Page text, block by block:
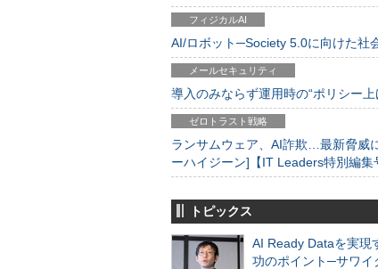
フィジカルAI
AI/ロボット─Society 5.0に向けた社
メールセキュリティ
導入のみならず運用時の“ポリシー
ゼロトラスト戦略
ランサムウェア、AI詐欺…最新脅威
ーハイジーン]【IT Leaders特別編集
トピックス
AI Ready Dataを実現
功のポイント─サワイ